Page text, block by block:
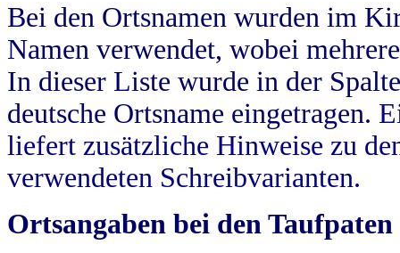
Bei den Ortsnamen wurden im
Namen verwendet, wobei
In dieser Liste wurde in der
deutsche Ortsname eingetragen.
liefert zusätzliche Hinweise zu
verwendeten Schreibvarianten.
Ortsangaben bei den Taufpaten